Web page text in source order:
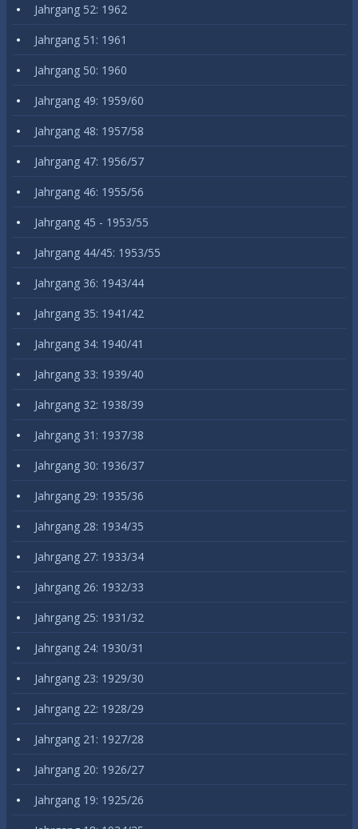
Jahrgang 52: 1962
Jahrgang 51: 1961
Jahrgang 50: 1960
Jahrgang 49: 1959/60
Jahrgang 48: 1957/58
Jahrgang 47: 1956/57
Jahrgang 46: 1955/56
Jahrgang 45 - 1953/55
Jahrgang 44/45: 1953/55
Jahrgang 36: 1943/44
Jahrgang 35: 1941/42
Jahrgang 34: 1940/41
Jahrgang 33: 1939/40
Jahrgang 32: 1938/39
Jahrgang 31: 1937/38
Jahrgang 30: 1936/37
Jahrgang 29: 1935/36
Jahrgang 28: 1934/35
Jahrgang 27: 1933/34
Jahrgang 26: 1932/33
Jahrgang 25: 1931/32
Jahrgang 24: 1930/31
Jahrgang 23: 1929/30
Jahrgang 22: 1928/29
Jahrgang 21: 1927/28
Jahrgang 20: 1926/27
Jahrgang 19: 1925/26